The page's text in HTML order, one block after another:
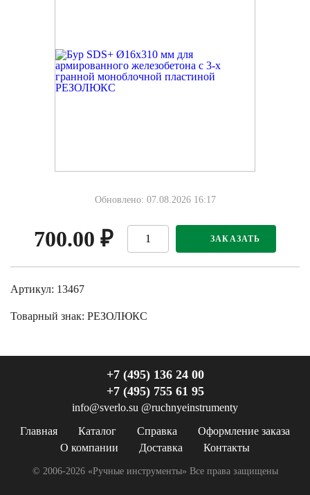
Обновлено: 07.08.2026 16:17
700.00 ₽ ЗАКАЗАТЬ
Артикул: 13467
Товарный знак: РЕЗОЛЮКС
© 2006-2026 «Ручные инструменты» Все права защищены
Главная Каталог Справка
Оформление заказа
О компании
Доставка Контакты
+7 (495) 136 24 00
+7 (495) 755 61 95
info@sverlo.su @ruchnyeinstrumenty